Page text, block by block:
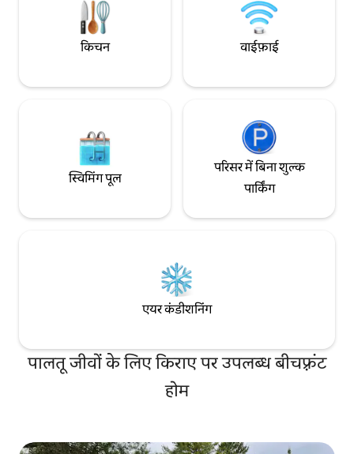
किचन वाईफ़ाई
स्विमिंग पूल
परिसर में बिना शुल्क
पार्किंग
एयर कंडीशनिंग
पालतू जीवों के लिए किराए पर उपलब्ध बीचफ़्रंट
होम